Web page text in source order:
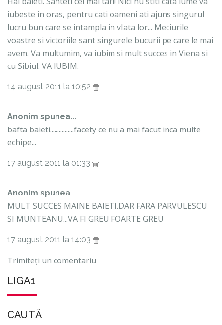
iubeste in oras, pentru cati oameni ati ajuns singurul
lucru bun care se intampla in vIata lor... Meciurile
voastre si victoriile sant singurele bucurii pe care le mai
avem. Va multumim, va iubim si mult succes in Viena si
cu Sibiul. VA IUBIM.
14 august 2011 la 10:52
Anonim spunea...
bafta baieti................facety ce nu a mai facut inca multe
echipe...
17 august 2011 la 01:33
Anonim spunea...
MULT SUCCES MAINE BAIETI.DAR FARA PARVULESCU
SI MUNTEANU...VA FI GREU FOARTE GREU
17 august 2011 la 14:03
Trimiteți un comentariu
LIGA1
CAUTĂ